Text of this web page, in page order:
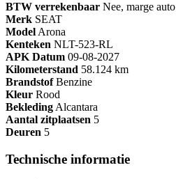
BTW verrekenbaar Nee, marge auto
Merk SEAT
Model Arona
Kenteken NLT-523-RL
APK Datum 09-08-2027
Kilometerstand 58.124 km
Brandstof Benzine
Kleur Rood
Bekleding Alcantara
Aantal zitplaatsen 5
Deuren 5
Technische informatie